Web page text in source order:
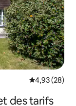
Évaluation
4,93 (28)
des tarifs